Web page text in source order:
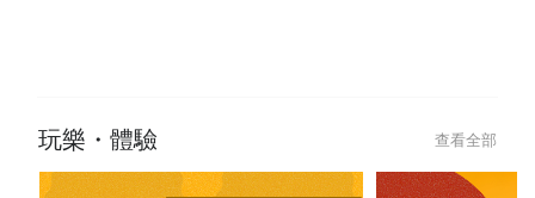
玩樂・體驗 查看全部